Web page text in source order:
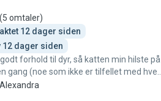
(5 omtaler)
12 dager siden
12 dager siden
forhold til dyr, så katten min hilste på
gang (noe som ikke er tilfellet med hvem
matet og sjekket katten punktlig, slik at